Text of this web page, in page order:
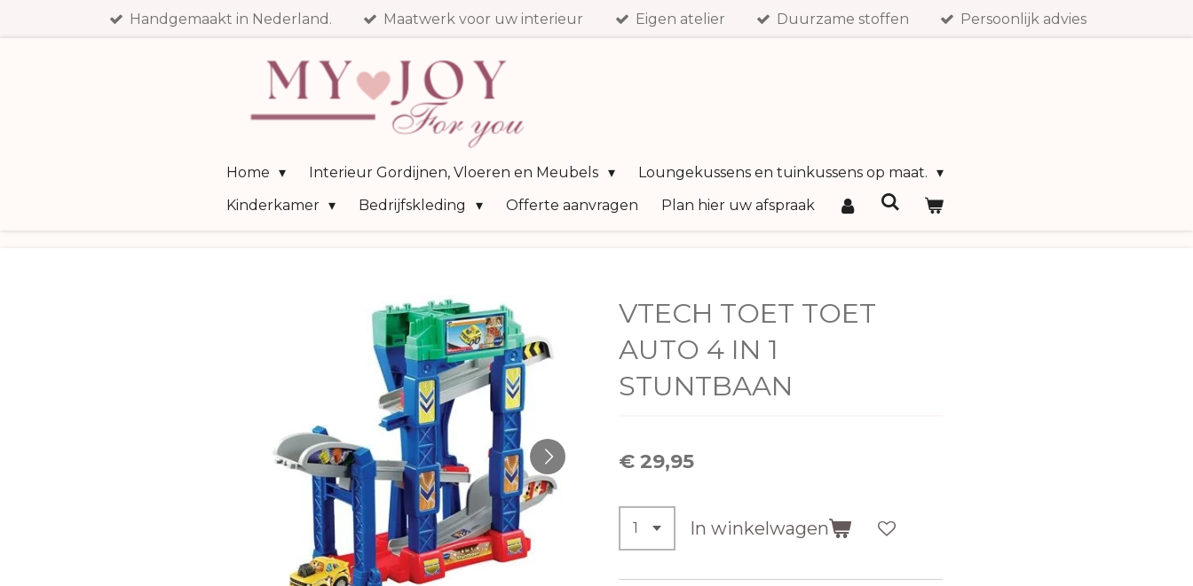
Handgemaakt in Nederland. Maatwerk voor uw interieur Eigen atelier Duurzame stoffen Persoonlijk advies
Home Interieur Gordijnen, Vloeren en Meubels
Loungekussens en tuinkussens op maat.
Kinderkamer
Bedrijfskleding Offerte aanvragen Plan hier uw afspraak
VTECH TOET TOET
AUTO 4 IN 1
STUNTBAAN
€ 29,95
In winkelwagen